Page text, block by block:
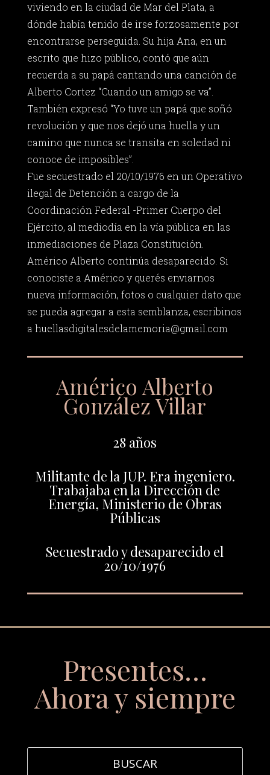
viviendo en la ciudad de Mar del Plata, a
dónde había tenido de irse forzosamente por
encontrarse perseguida. Su hija Ana, en un
escrito que hizo público, contó que aún
recuerda a su papá cantando una canción de
Alberto Cortez “Cuando un amigo se va”.
También expresó “Yo tuve un papá que soñó
revolución y que nos dejó una huella y un
camino que nunca se transita en soledad ni
conoce de imposibles”.
Fue secuestrado el 20/10/1976 en un Operativo
ilegal de Detención a cargo de la
Coordinación Federal -Primer Cuerpo del
Ejército, al mediodía en la vía pública en las
inmediaciones de Plaza Constitución.
Américo Alberto continúa desaparecido. Si
conociste a Américo y querés enviarnos
nueva información, fotos o cualquier dato que
se pueda agregar a esta semblanza, escribinos
a huellasdigitalesdelamemoria@gmail.com
Américo Alberto
González Villar
28 años
Militante de la JUP. Era ingeniero.
Trabajaba en la Dirección de
Energía, Ministerio de Obras
Públicas
Secuestrado y desaparecido el
20/10/1976
Presentes…
Ahora y siempre